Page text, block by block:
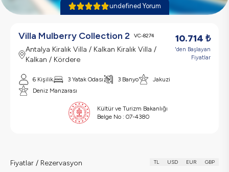
undefined Yorum
Villa Mulberry Collection 2 VC-8274
Antalya Kiralık Villa / Kalkan Kiralık Villa /
Kalkan / Kördere
10.714 ₺
'den Başlayan
Fiyatlar
6 Kişilik 3 Yatak Odası 3 Banyo
Jakuzi
Deniz Manzarası
Kültür ve Turizm Bakanlığı
Belge No : 07-4380
Fiyatlar / Rezervasyon TL USD EUR GBP